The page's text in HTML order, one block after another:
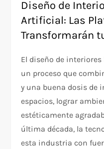
Diseño de
Artificial: Las
Transformarán
El diseño de
un proceso que
y una buena dosis
espacios, lograr
estéticamente
última década, la
esta industria con